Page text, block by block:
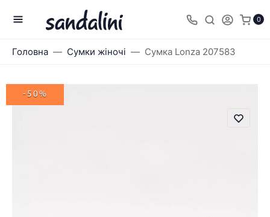
0
Головна Сумки жіночі Сумка Lonza 207583
-50%